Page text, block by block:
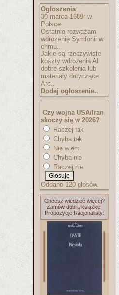
Ogłoszenia:
30 marca 1689r w
Polsce
Ostatnio rozważam
wdrożenie Symfonii w
chmu..
Jakie są rzeczywiste
koszty wdrożenia AI
dobre szkolenia lub
materiały dotyczące
Arc..
Dodaj ogłoszenie..
Czy wojna USA/Iran
skoczy się w 2026?
Raczej tak
Chyba tak
Nie wiem
Chyba nie
Raczej nie
Oddano 120 głosów.
Chcesz wiedzieć więcej?
Zamów dobrą książkę.
Propozycje Racjonalisty: